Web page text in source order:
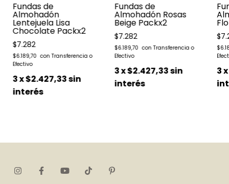
Fundas de
Almohadón
Lentejuela Lisa
Chocolate Packx2
$7.282
$6.189,70
3x$2.427,33sin
interés
Fundas de
Almohadón Rosas
Beige Packx2
$7.282
$6.189,70
3x$2.427,33sin
interés
3x